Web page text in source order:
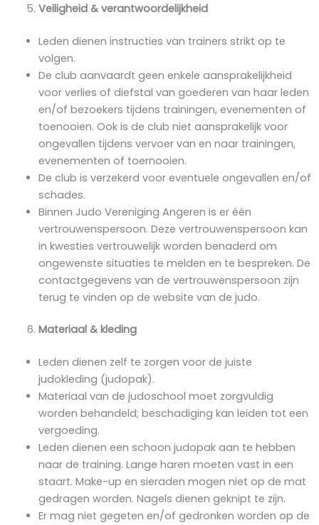
Veiligheid & verantwoordelijkheid
Leden dienen instructies van trainers strikt op te
volgen.
De club aanvaardt geen enkele aansprakelijkheid
voor verlies of diefstal van goederen van haar leden
en/of bezoekers tijdens trainingen, evenementen of
toenooien. Ook is de club niet aansprakelijk voor
ongevallen tijdens vervoer van en naar trainingen,
evenementen of toernooien.
De club is verzekerd voor eventuele ongevallen en/of
schades.
Binnen Judo Vereniging Angeren is er één
vertrouwenspersoon. Deze vertrouwenspersoon kan
in kwesties vertrouwelijk worden benaderd om
ongewenste situaties te melden en te bespreken. De
contactgegevens van de vertrouwenspersoon zijn
terug te vinden op de website van de judo.
Materiaal & kleding
Leden dienen zelf te zorgen voor de juiste
judokleding (judopak).
Materiaal van de judoschool moet zorgvuldig
worden behandeld; beschadiging kan leiden tot een
vergoeding.
Leden dienen een schoon judopak aan te hebben
naar de training. Lange haren moeten vast in een
staart. Make-up en sieraden mogen niet op de mat
gedragen worden. Nagels dienen geknipt te zijn.
Er mag niet gegeten en/of gedronken worden op de